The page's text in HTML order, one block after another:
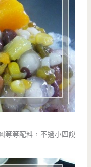
等等配料，不過小四說